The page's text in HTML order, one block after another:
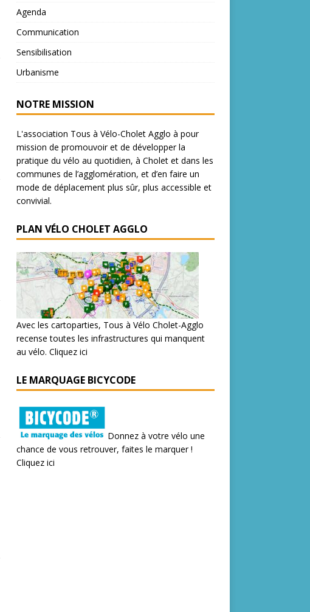
Agenda
Communication
Sensibilisation
Urbanisme
NOTRE MISSION
L'association Tous à Vélo-Cholet Agglo à pour
mission de promouvoir et de développer la
pratique du vélo au quotidien, à Cholet et dans les
communes de l’agglomération, et d’en faire un
mode de déplacement plus sûr, plus accessible et
convivial.
PLAN VÉLO CHOLET AGGLO
Avec les cartoparties, Tous à Vélo Cholet-Agglo
recense toutes les infrastructures qui manquent
au vélo. Cliquez ici
LE MARQUAGE BICYCODE
Donnez à votre vélo une
chance de vous retrouver, faites le marquer !
Cliquez ici